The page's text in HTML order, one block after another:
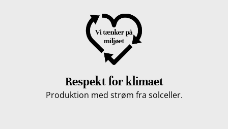
Respekt for klimaet
Produktion med strøm fra solceller.